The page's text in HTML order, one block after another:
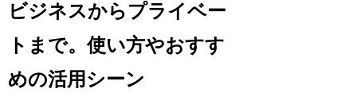
ビジネスからプライベー
トまで。使い方やおすす
めの活用シーン